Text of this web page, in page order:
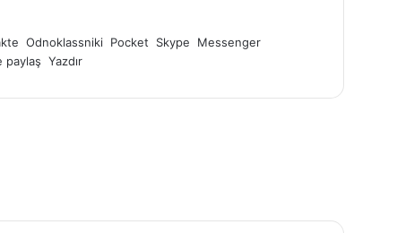
Odnoklassniki Pocket Skype
Messenger
paylaş Yazdır